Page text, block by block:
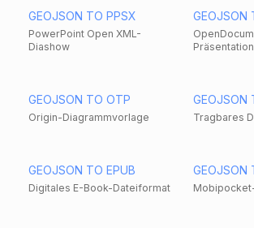
GEOJSON TO PPSX
PowerPoint Open XML-
Diashow
GEOJSON
GEOJSON TO OTP
Origin-Diagrammvorlage
GEOJSON
Tragbares
GEOJSON TO EPUB
Digitales E-Book-Dateiformat
GEOJSON